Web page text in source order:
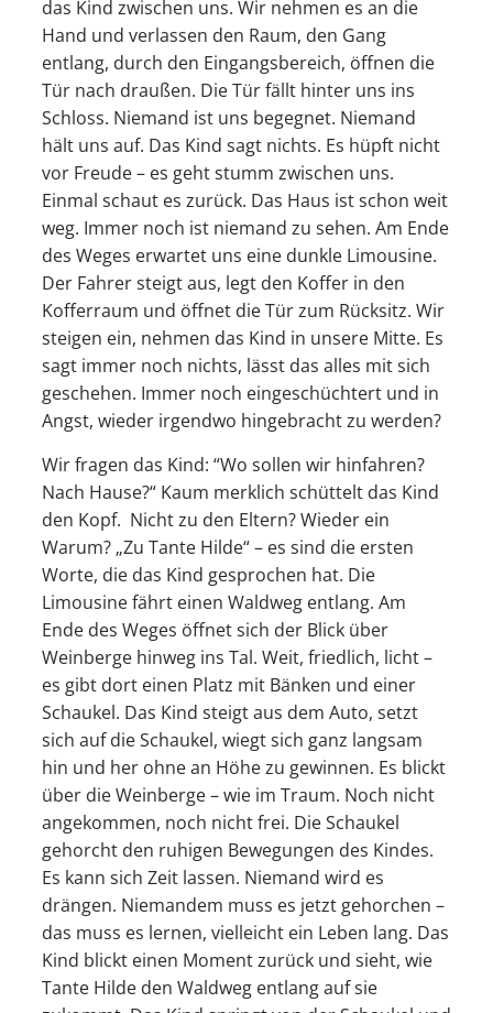
das Kind zwischen uns. Wir nehmen es an die
Hand und verlassen den Raum, den Gang
entlang, durch den Eingangsbereich, öffnen die
Tür nach draußen. Die Tür fällt hinter uns ins
Schloss. Niemand ist uns begegnet. Niemand
hält uns auf. Das Kind sagt nichts. Es hüpft nicht
vor Freude – es geht stumm zwischen uns.
Einmal schaut es zurück. Das Haus ist schon weit
weg. Immer noch ist niemand zu sehen. Am Ende
des Weges erwartet uns eine dunkle Limousine.
Der Fahrer steigt aus, legt den Koffer in den
Kofferraum und öffnet die Tür zum Rücksitz. Wir
steigen ein, nehmen das Kind in unsere Mitte. Es
sagt immer noch nichts, lässt das alles mit sich
geschehen. Immer noch eingeschüchtert und in
Angst, wieder irgendwo hingebracht zu werden?
Wir fragen das Kind: “Wo sollen wir hinfahren?
Nach Hause?“ Kaum merklich schüttelt das Kind
den Kopf. Nicht zu den Eltern? Wieder ein
Warum? „Zu Tante Hilde“ – es sind die ersten
Worte, die das Kind gesprochen hat. Die
Limousine fährt einen Waldweg entlang. Am
Ende des Weges öffnet sich der Blick über
Weinberge hinweg ins Tal. Weit, friedlich, licht –
es gibt dort einen Platz mit Bänken und einer
Schaukel. Das Kind steigt aus dem Auto, setzt
sich auf die Schaukel, wiegt sich ganz langsam
hin und her ohne an Höhe zu gewinnen. Es blickt
über die Weinberge – wie im Traum. Noch nicht
angekommen, noch nicht frei. Die Schaukel
gehorcht den ruhigen Bewegungen des Kindes.
Es kann sich Zeit lassen. Niemand wird es
drängen. Niemandem muss es jetzt gehorchen –
das muss es lernen, vielleicht ein Leben lang. Das
Kind blickt einen Moment zurück und sieht, wie
Tante Hilde den Waldweg entlang auf sie